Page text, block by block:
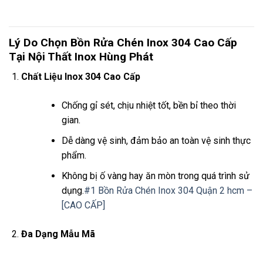
Lý Do Chọn Bồn Rửa Chén Inox 304 Cao Cấp
Tại Nội Thất Inox Hùng Phát
Chất Liệu Inox 304 Cao Cấp
Chống gỉ sét, chịu nhiệt tốt, bền bỉ theo thời
gian.
Dễ dàng vệ sinh, đảm bảo an toàn vệ sinh thực
phẩm.
Không bị ố vàng hay ăn mòn trong quá trình sử
dụng.#1 Bồn Rửa Chén Inox 304 Quận 2 hcm –
[CAO CẤP]
Đa Dạng Mẫu Mã